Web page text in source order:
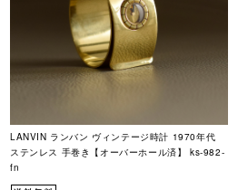
LANVIN ランバン ヴィンテージ時計 1970年代
ステンレス 手巻き【オーバーホール済】 ks-982-
fn